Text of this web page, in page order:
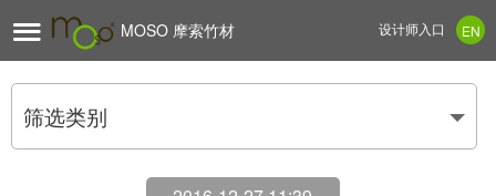
 MOSO 摩索竹材 EN
设计师入口
筛选类别